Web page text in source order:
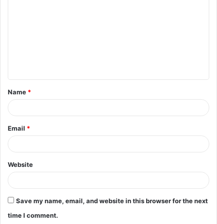
Name *
Email *
Website
Save my name, email, and website in this browser for the next
time I comment.